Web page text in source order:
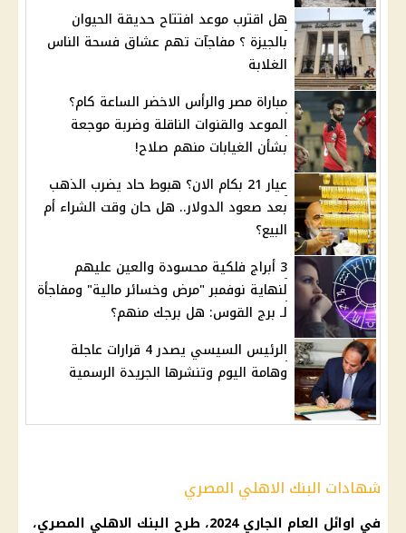
هل اقترب موعد افتتاح حديقة الحيوان
بالجيزة ؟ مفاجآت تهم عشاق فسحة الناس
الغلابة
مباراة مصر والرأس الاخضر الساعة كام؟
الموعد والقنوات الناقلة وضربة موجعة
بشأن الغيابات منهم صلاح!
عيار 21 بكام الان؟ هبوط حاد يضرب الذهب
بعد صعود الدولار.. هل حان وقت الشراء أم
البيع؟
3 أبراج فلكية محسودة والعين عليهم
لنهاية نوفمبر "مرض وخسائر مالية" ومفاجأة
لـ برج القوس: هل برجك منهم؟
الرئيس السيسي يصدر 4 قرارات عاجلة
وهامة اليوم وتنشرها الجريدة الرسمية
شهادات البنك الاهلي المصري
في اوائل العام الجاري 2024، طرح البنك الاهلي المصري،